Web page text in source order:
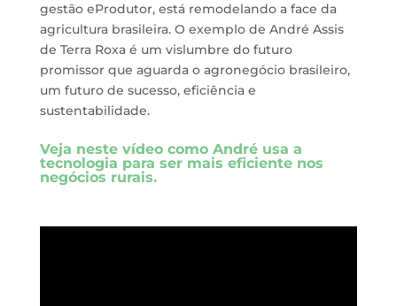
gestão eProdutor, está remodelando a face da
agricultura brasileira. O exemplo de André Assis
de Terra Roxa é um vislumbre do futuro
promissor que aguarda o agronegócio brasileiro,
um futuro de sucesso, eficiência e
sustentabilidade.
Veja neste vídeo como André usa a
tecnologia para ser mais eficiente nos
negócios rurais.